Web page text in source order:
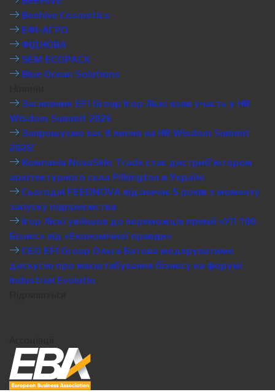
Beehive Cosmetics
ЕФІ-АГРО
ФІДНОВА
SEM ECOPACK
Blue Ocean Solutions
Засновник EFI Group Ігор Ліскі взяв участь у HR
Wisdom Summit 2026
Запрошуємо вас 8 липня на HR Wisdom Summit
2026!
Компанія NovaSklo Trade стає дистриб’ютором
архітектурного скла Pilkington в Україні
Сьогодні FEEDNOVA відзначає 5 років з моменту
запуску підприємства
Ігор Ліскі увійшов до переможців премії «УП 100.
Бізнес» від «Економічної правди»
CEO EFI Group Ольга Батова модеруватиме
дискусію про масштабування бізнесу на форумі
Industrial Evolutio